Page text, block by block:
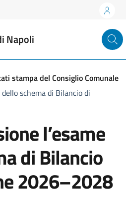
Napoli
stampa del Consiglio Comunale
schema di Bilancio di
l’esame
di Bilancio
2026–2028